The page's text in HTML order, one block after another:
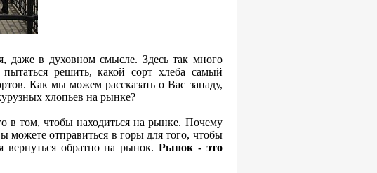
даже в духовном смысле. Здесь так много
решить, какой сорт хлеба самый
Как мы можем рассказать о Вас западу,
хлопьев на рынке?
в том, чтобы находиться на рынке. Почему
отправиться в горы для того, чтобы
обратно на рынок. Рынок - это